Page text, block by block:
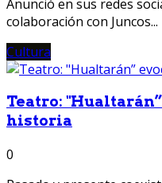
Anunció en sus redes
colaboración con Juncos...
Cultura
Teatro:
historia
0